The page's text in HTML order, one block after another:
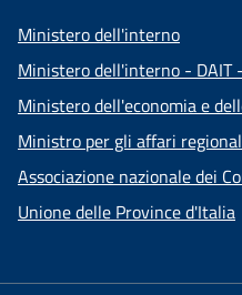
Ministero dell'interno
Ministero dell'interno - DAIT
Ministero dell'economia e
Ministro per gli affari
Associazione nazionale dei
Unione delle Province d'Italia